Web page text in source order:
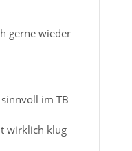
gerne wieder
im TB
wirklich klug